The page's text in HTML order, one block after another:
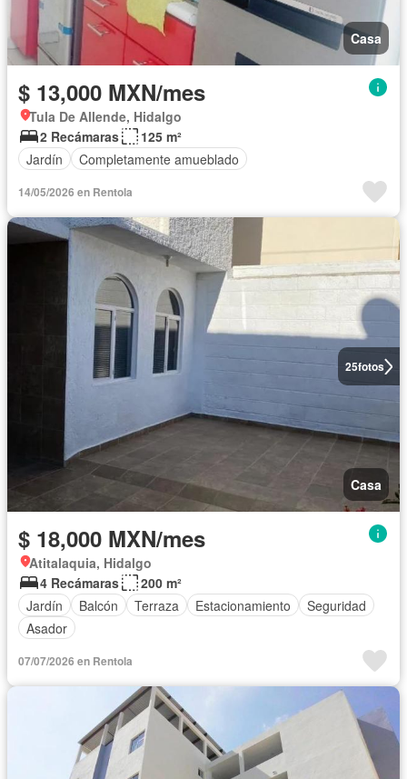
Casa
$ 13,000 MXN/mes
Tula De Allende, Hidalgo
2 Recámaras
125 m²
Jardín
Completamente amueblado
14/05/2026 en Rentola
25fotos
Casa
$ 18,000 MXN/mes
Atitalaquia, Hidalgo
4 Recámaras
200 m²
Jardín
Balcón Terraza Estacionamiento
Seguridad
Asador
07/07/2026 en Rentola